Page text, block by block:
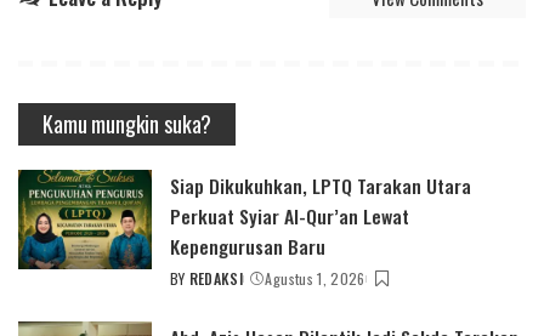
Kamu mungkin suka?
Siap Dikukuhkan, LPTQ Tarakan Utara
Perkuat Syiar Al-Qur’an Lewat
Kepengurusan Baru
POSTED
BY REDAKSI Agustus 1, 2026